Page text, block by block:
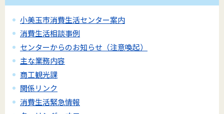
小美玉市消費生活センター案内
消費生活相談事例
センターからのお知らせ（注意喚起）
主な業務内容
商工観光課
関係リンク
消費生活緊急情報